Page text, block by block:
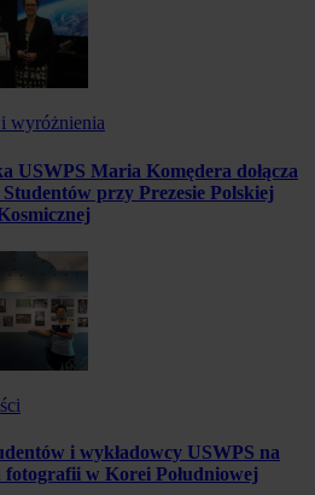
wyróżnienia
USWPS Maria Komędera dołącza
przy Prezesie Polskiej
i wykładowcy USWPS na
fotografii w Korei Południowej